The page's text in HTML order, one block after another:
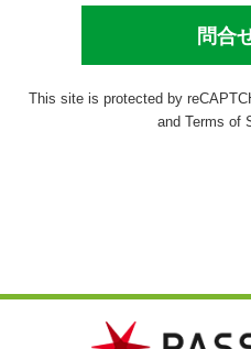
This site is protected by
and Terms of